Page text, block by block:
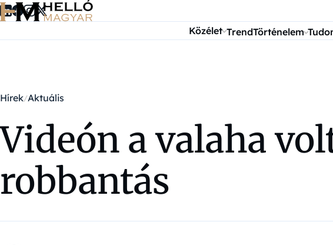
Ugrás a tartalomra
Közélet TrendTörténelem
Hírek Aktuális
Videón a valaha
robbantás